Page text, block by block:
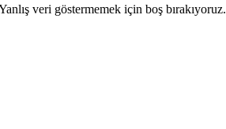
veri göstermemek için boş bırakıyoruz.